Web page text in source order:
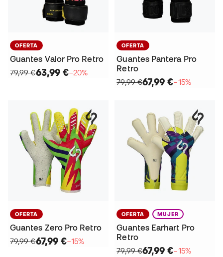
OFERTA
Guantes Valor Pro Retro
79,99 €63,99 €−20%
OFERTA
Guantes Pantera Pro
Retro
79,99 €67,99 €−15%
OFERTA
Guantes Zero Pro Retro
79,99 €67,99 €−15%
OFERTA MUJER
Guantes Earhart Pro
Retro
79,99 €67,99 €−15%